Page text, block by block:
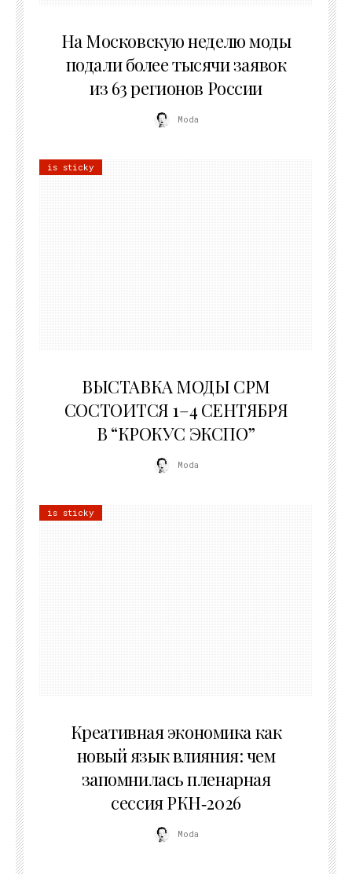
На Московскую неделю моды
подали более тысячи заявок
из 63 регионов России
Moda
is sticky
ВЫСТАВКА МОДЫ CPM
СОСТОИТСЯ 1–4 СЕНТЯБРЯ
В “КРОКУС ЭКСПО”
Moda
is sticky
Креативная экономика как
новый язык влияния: чем
запомнилась пленарная
сессия РКН‑2026
Moda